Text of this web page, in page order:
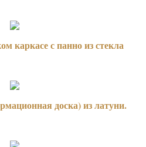
каркасе с панно из стекла
доска) из латуни.